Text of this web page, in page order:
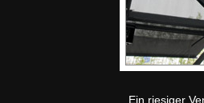
Ein riesiger